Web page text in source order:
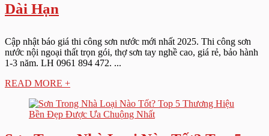
Dài Hạn
Cập nhật báo giá thi công sơn nước mới nhất 2025. Thi công sơn
nước nội ngoại thất trọn gói, thợ sơn tay nghề cao, giá rẻ, bảo hành
1-3 năm. LH 0961 894 472. ...
READ MORE +